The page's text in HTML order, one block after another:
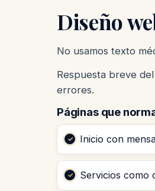
Diseño
No usamos texto
Respuesta breve
errores.
Páginas que
Inicio con
Servicios como